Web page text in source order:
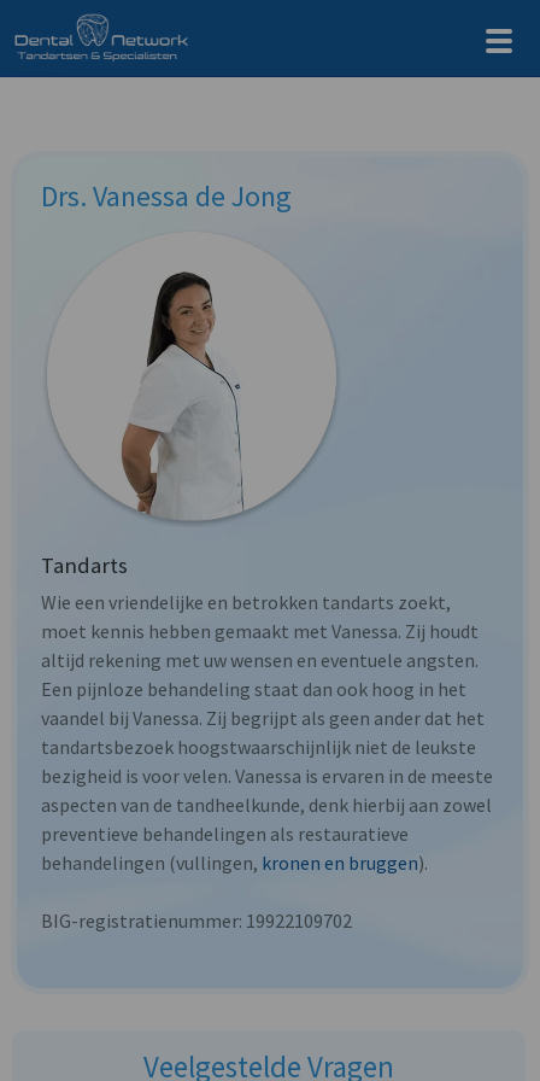
Drs. Vanessa de Jong
Tandarts
Wie een vriendelijke en betrokken tandarts zoekt,
moet kennis hebben gemaakt met Vanessa. Zij houdt
altijd rekening met uw wensen en eventuele angsten.
Een pijnloze behandeling staat dan ook hoog in het
vaandel bij Vanessa. Zij begrijpt als geen ander dat het
tandartsbezoek hoogstwaarschijnlijk niet de leukste
bezigheid is voor velen. Vanessa is ervaren in de meeste
aspecten van de tandheelkunde, denk hierbij aan zowel
preventieve behandelingen als restauratieve
behandelingen (vullingen, kronen en bruggen).
BIG-registratienummer: 19922109702
Veelgestelde Vragen